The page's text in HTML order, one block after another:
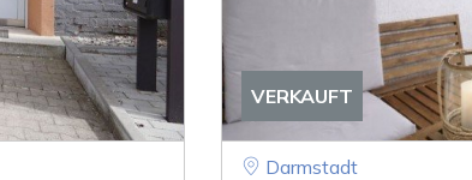
VERKAUFT
Darmstadt